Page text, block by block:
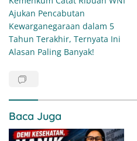
pos
Ajukan Pencabutan
Kewarganegaraan dalam 5
Tahun Terakhir, Ternyata Ini
Alasan Paling Banyak!
Baca Juga